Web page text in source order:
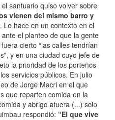
santuario quiso volver sobre
vienen del mismo barro y
. Lo hace en un contexto en el
el planteo de que la gente
cierto “las calles tendrían
y en una ciudad cuyo jefe de
la prioridad de los porteños
servicios públicos. En julio
de Jorge Macri en el que
que reparten comida en la
y abrigo afuera (...) solo
respondió: “El que vive